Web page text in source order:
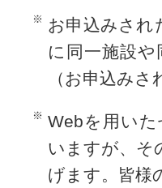
お申込みされ
に同一施設
（お申込み
Webを用い
いますが、そ
げます。皆様